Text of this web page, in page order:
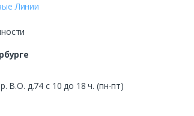
Линии
В.О. д.74 с 10 до 18 ч. (пн-пт)